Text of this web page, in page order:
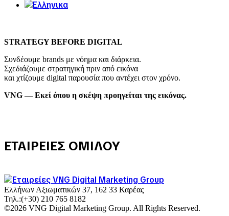
STRATEGY BEFORE DIGITAL
Συνδέουμε brands με νόημα και διάρκεια.
Σχεδιάζουμε στρατηγική πριν από εικόνα
και χτίζουμε digital παρουσία που αντέχει στον χρόνο.
VNG — Εκεί όπου η σκέψη προηγείται της εικόνας.
ΕΤΑΙΡΕΙΕΣ ΟΜΙΛΟΥ
Ελλήνων Αξιωματικών 37, 162 33 Καρέας
Τηλ.:(+30) 210 765 8182
©2026 VNG Digital Marketing Group. All Rights Reserved.